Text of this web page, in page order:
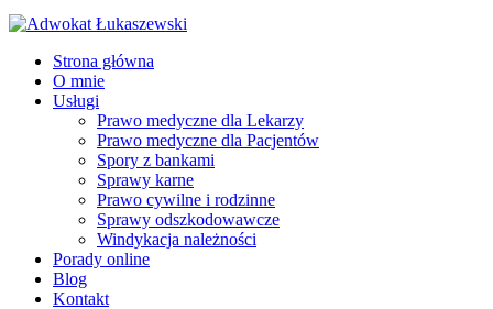
Strona główna
O mnie
Usługi
Prawo medyczne dla Lekarzy
Prawo medyczne dla Pacjentów
Spory z bankami
Sprawy karne
Prawo cywilne i rodzinne
Sprawy odszkodowawcze
Windykacja należności
Porady online
Blog
Kontakt